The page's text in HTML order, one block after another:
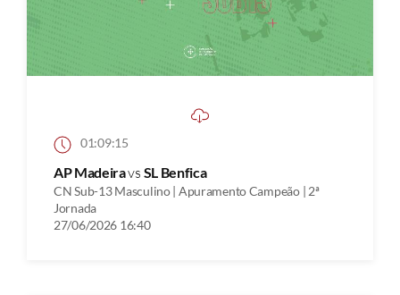
01:09:15
AP Madeiravs SL Benfica
CN Sub-13 Masculino | Apuramento Campeão | 2ª
Jornada
27/06/2026 16:40